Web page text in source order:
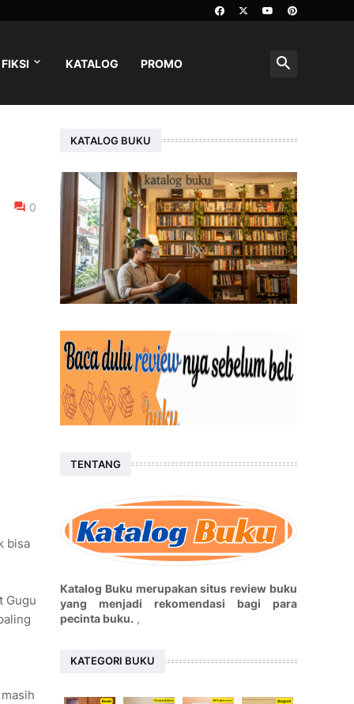
KATALOG PROMO
0
bisa
Gugu
KATALOG BUKU
TENTANG
Katalog Buku merupakan situs review buku
yang menjadi rekomendasi bagi para
pecinta buku. ,
KATEGORI BUKU